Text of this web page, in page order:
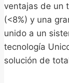
ventajas de un
(<8%) y una
unido a un
tecnología
solución de